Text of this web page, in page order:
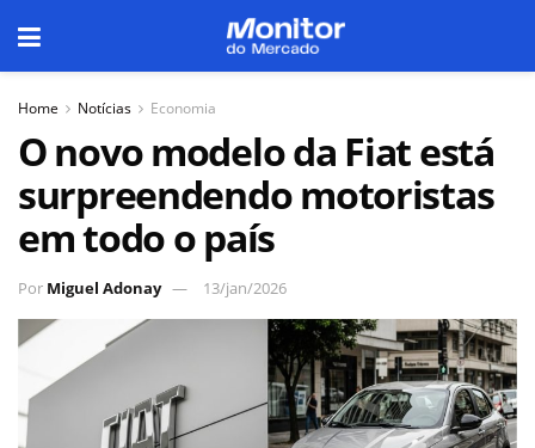
Home Notícias Economia
O novo modelo da Fiat está
surpreendendo motoristas
em todo o país
Por Miguel Adonay 13/jan/2026